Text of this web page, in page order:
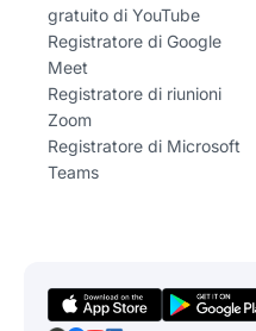
gratuito di YouTube
Registratore di Google
Meet
Registratore di riunioni
Zoom
Registratore di Microsoft
Teams